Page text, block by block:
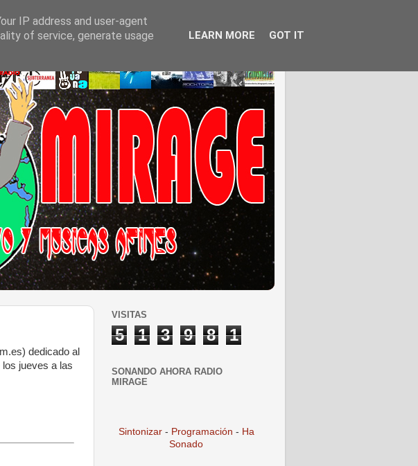
dedicado al
jueves a las
VISITAS
5 1 3 9 8 1
SONANDO AHORA RADIO
MIRAGE
Sintonizar - Programación - Ha
Sonado
IP address and user-agent
of service, generate usage
LEARN MORE GOT IT